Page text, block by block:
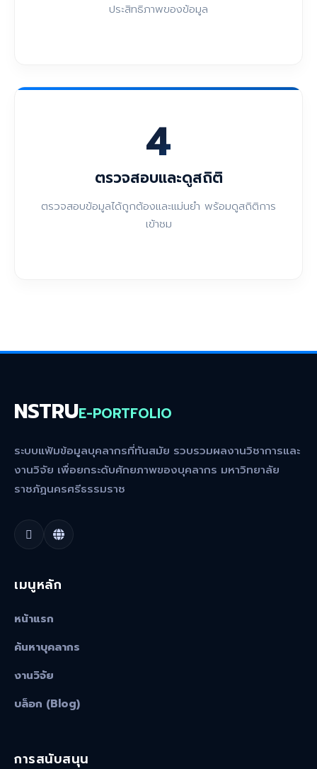
ประสิทธิภาพของข้อมูล
4
ตรวจสอบและดูสถิติ
ตรวจสอบข้อมูลได้ถูกต้องและแม่นยำ พร้อมดูสถิติการ
เข้าชม
NSTRUE-PORTFOLIO
ระบบแฟ้มข้อมูลบุคลากรที่ทันสมัย รวบรวมผลงานวิชาการและ
งานวิจัย เพื่อยกระดับศักยภาพของบุคลากร มหาวิทยาลัย
ราชภัฏนครศรีธรรมราช
เมนูหลัก
หน้าแรก
ค้นหาบุคลากร
งานวิจัย
บล็อก (Blog)
การสนับสนุน